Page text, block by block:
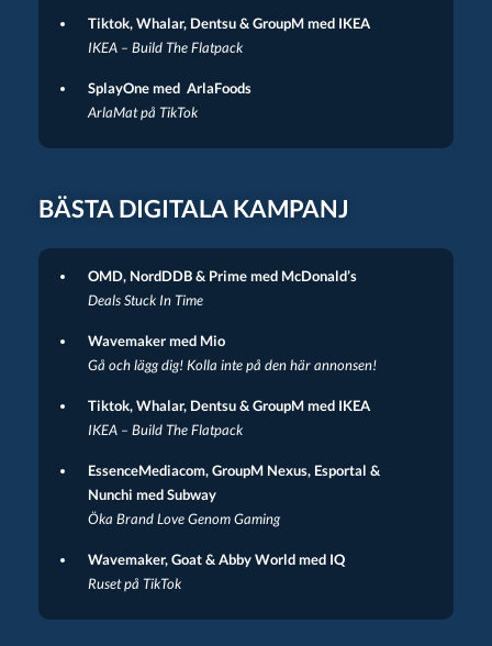
Tiktok, Whalar, Dentsu & GroupM med IKEA
IKEA – Build The Flatpack
SplayOne med ArlaFoods
ArlaMat på TikTok
BÄSTA DIGITALA KAMPANJ
OMD, NordDDB & Prime med McDonald’s
Deals Stuck In Time
Wavemaker med Mio
Gå och lägg dig! Kolla inte på den här annonsen!
Tiktok, Whalar, Dentsu & GroupM med IKEA
IKEA – Build The Flatpack
EssenceMediacom, GroupM Nexus, Esportal &
Nunchi med Subway
Öka Brand Love Genom Gaming
Wavemaker, Goat & Abby World med IQ
Ruset på TikTok